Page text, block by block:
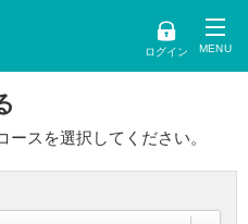
ログイン
スを選択してください。